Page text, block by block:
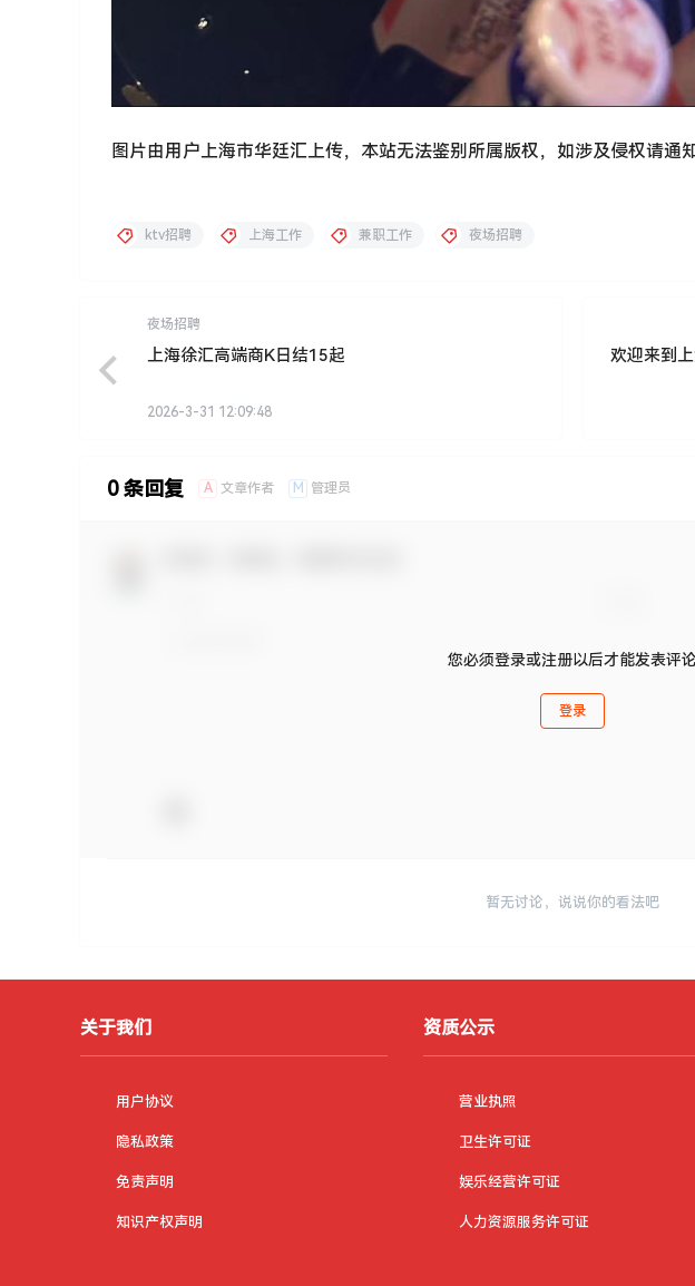
图片由用户上海市华廷汇上传，本站无法鉴别所属版权，如涉及侵权请通
ktv招聘 上海工作 兼职工作 夜场招聘
夜场招聘
上海徐汇高端商K日结15起
2026-3-31 12:09:48
欢迎来到
0 条回复 A 文章作者 M 管理员
您必须登录或注册以后才能发表评
登录
暂无讨论，说说你的看法吧
关于我们
用户协议
隐私政策
免责声明
知识产权声明
资质公示
营业执照
卫生许可证
娱乐经营许可证
人力资源服务许可证